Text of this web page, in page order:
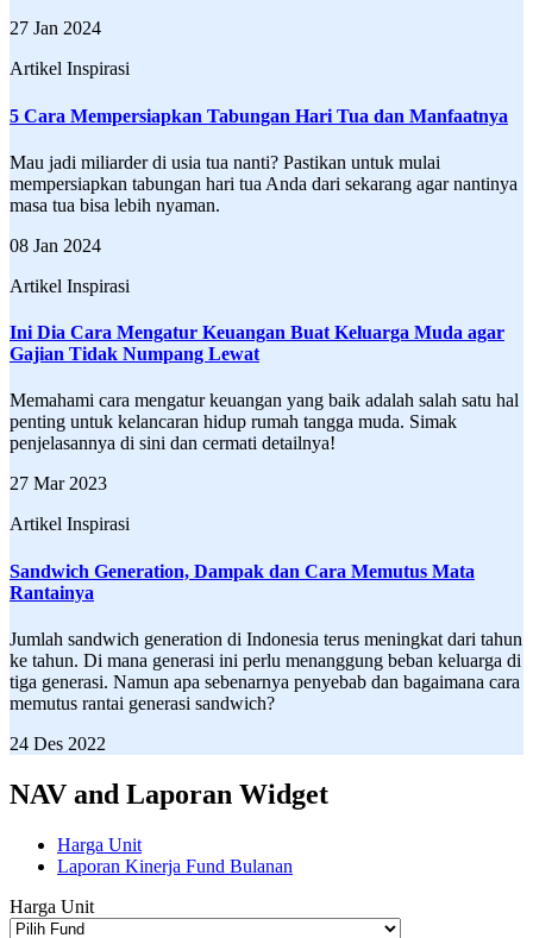
27 Jan 2024
Artikel Inspirasi
5 Cara Mempersiapkan Tabungan Hari Tua dan Manfaatnya
Mau jadi miliarder di usia tua nanti? Pastikan untuk mulai
mempersiapkan tabungan hari tua Anda dari sekarang agar nantinya
masa tua bisa lebih nyaman.
08 Jan 2024
Artikel Inspirasi
Ini Dia Cara Mengatur Keuangan Buat Keluarga Muda agar
Gajian Tidak Numpang Lewat
Memahami cara mengatur keuangan yang baik adalah salah satu hal
penting untuk kelancaran hidup rumah tangga muda. Simak
penjelasannya di sini dan cermati detailnya!
27 Mar 2023
Artikel Inspirasi
Sandwich Generation, Dampak dan Cara Memutus Mata
Rantainya
Jumlah sandwich generation di Indonesia terus meningkat dari tahun
ke tahun. Di mana generasi ini perlu menanggung beban keluarga di
tiga generasi. Namun apa sebenarnya penyebab dan bagaimana cara
memutus rantai generasi sandwich?
24 Des 2022
NAV and Laporan Widget
Harga Unit
Laporan Kinerja Fund Bulanan
Harga Unit